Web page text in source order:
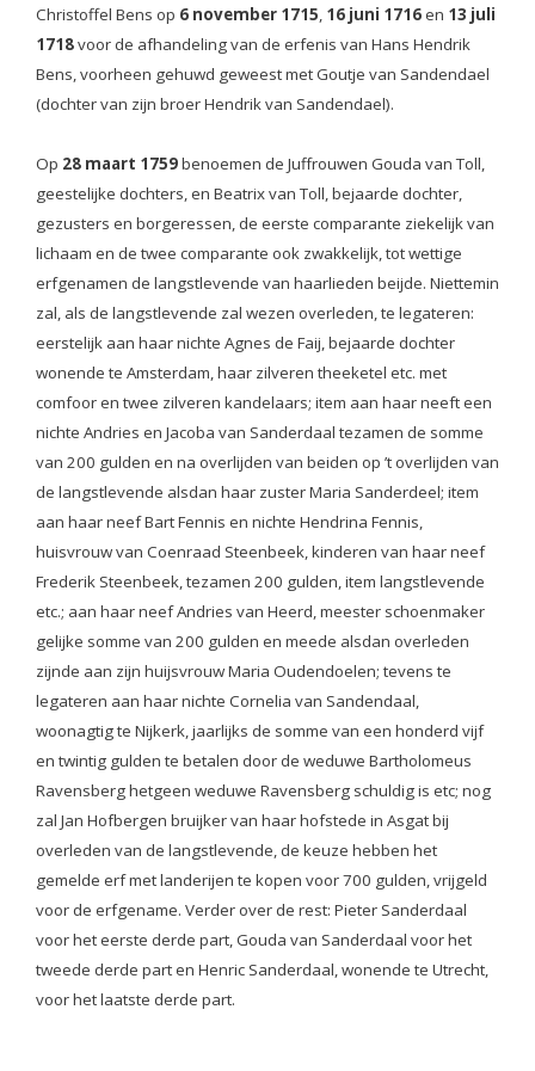
Christoffel Bens op 6 november 1715 16 juni 1716en 13 juli
1718voor de afhandeling van de erfenis van Hans Hendrik
Bens, voorheen gehuwd geweest met Goutje van Sandendael
(dochter van zijn broer Hendrik van Sandendael).
Op 28 maart 1759benoemen de Juffrouwen Gouda van Toll,
geestelijke dochters, en Beatrix van Toll, bejaarde dochter,
gezusters en borgeressen, de eerste comparante ziekelijk van
lichaam en de twee comparante ook zwakkelijk, tot wettige
erfgenamen de langstlevende van haarlieden beijde. Niettemin
zal, als de langstlevende zal wezen overleden, te legateren:
eerstelijk aan haar nichte Agnes de Faij, bejaarde dochter
wonende te Amsterdam, haar zilveren theeketel etc. met
comfoor en twee zilveren kandelaars; item aan haar neeft een
nichte Andries en Jacoba van Sanderdaal tezamen de somme
van 200 gulden en na overlijden van beiden op ’t overlijden van
de langstlevende alsdan haar zuster Maria Sanderdeel; item
aan haar neef Bart Fennis en nichte Hendrina Fennis,
huisvrouw van Coenraad Steenbeek, kinderen van haar neef
Frederik Steenbeek, tezamen 200 gulden, item langstlevende
etc.; aan haar neef Andries van Heerd, meester schoenmaker
gelijke somme van 200 gulden en meede alsdan overleden
zijnde aan zijn huijsvrouw Maria Oudendoelen; tevens te
legateren aan haar nichte Cornelia van Sandendaal,
woonagtig te Nijkerk, jaarlijks de somme van een honderd vijf
en twintig gulden te betalen door de weduwe Bartholomeus
Ravensberg hetgeen weduwe Ravensberg schuldig is etc; nog
zal Jan Hofbergen bruijker van haar hofstede in Asgat bij
overleden van de langstlevende, de keuze hebben het
gemelde erf met landerijen te kopen voor 700 gulden, vrijgeld
voor de erfgename. Verder over de rest: Pieter Sanderdaal
voor het eerste derde part, Gouda van Sanderdaal voor het
tweede derde part en Henric Sanderdaal, wonende te Utrecht,
voor het laatste derde part.